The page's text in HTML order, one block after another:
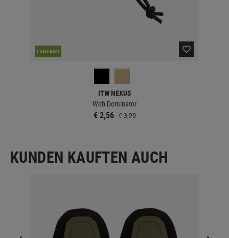
LAGERND
ITW NEXUS
Web Dominator
€ 2,56 € 3,20
KUNDEN KAUFTEN AUCH